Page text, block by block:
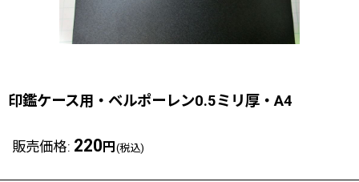
印鑑ケース用・ベルポーレン0.5ミリ厚・A4
販売価格: 220 円 (税込)